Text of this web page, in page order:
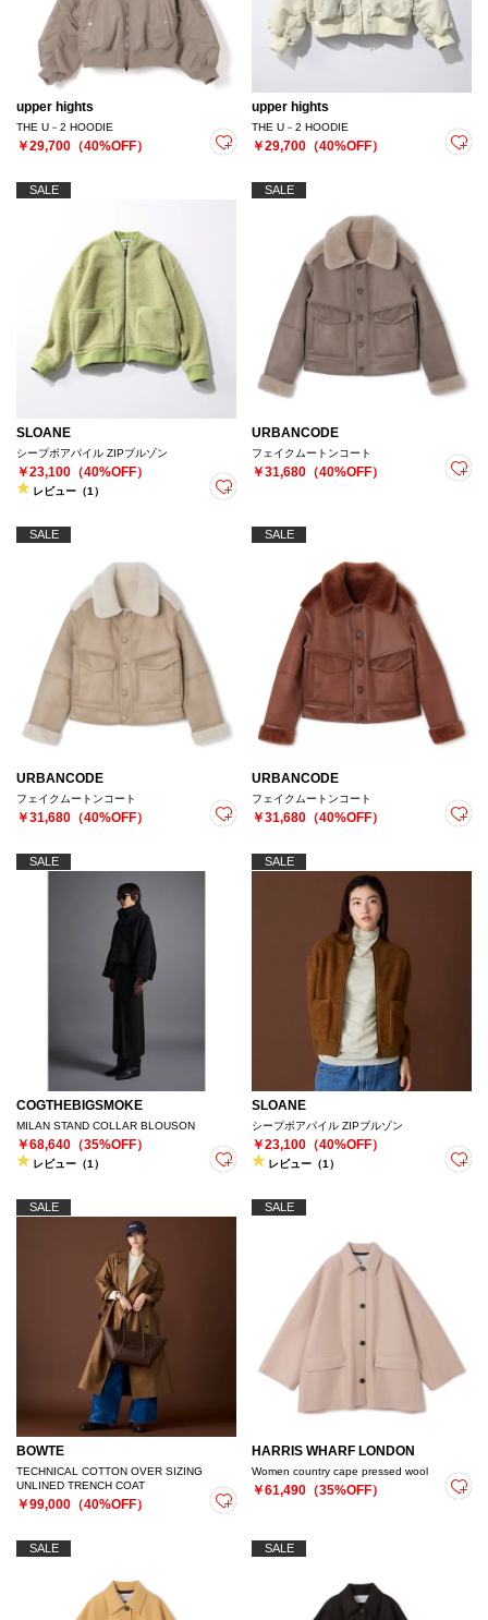
upper hights
THE U－2 HOODIE
￥29,700（40%OFF）
upper hights
THE U－2 HOODIE
￥29,700（40%OFF）
SALE
SLOANE
シープボアパイル ZIPブルゾン
￥23,100（40%OFF）
レビュー（1）
SALE
URBANCODE
フェイクムートンコート
￥31,680（40%OFF）
SALE
URBANCODE
フェイクムートンコート
￥31,680（40%OFF）
SALE
URBANCODE
フェイクムートンコート
￥31,680（40%OFF）
SALE
COGTHEBIGSMOKE
MILAN STAND COLLAR BLOUSON
￥68,640（35%OFF）
レビュー（1）
SALE
SLOANE
シープボアパイル ZIPブルゾン
￥23,100（40%OFF）
レビュー（1）
SALE
BOWTE
TECHNICAL COTTON OVER SIZING
UNLINED TRENCH COAT
￥99,000（40%OFF）
SALE
HARRIS WHARF LONDON
Women country cape pressed wool
￥61,490（35%OFF）
SALE SALE